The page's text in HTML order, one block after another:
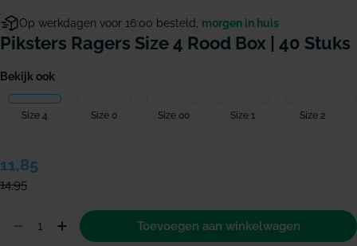
Op werkdagen voor 16:00 besteld, morgen in huis
Piksters Ragers Size 4 Rood Box | 40 Stuks
Bekijk ook
Size 4 Size 0 Size 00 Size 1 Size 2
Verkoopprijs
11,85
Normale
prijs
14,95
Hoeveelheid
Aantal verminderen voor Piksters ragers Size 4
Hoeveelheid verhogen voor Piksters ragers
Toevoegen aan winkelwagen